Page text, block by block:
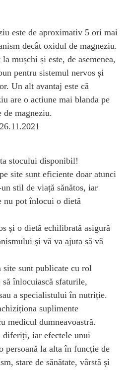
este de aproximativ 5 ori mai
decât oxidul de magneziu.
mușchi și este, de asemenea,
pentru sistemul nervos și
Un alt avantaj este că
are o actiune mai blanda pe
de magneziu.
stocului disponibil!
site sunt eficiente doar atunci
stil de viață sănătos, iar
nu pot înlocui o dietă
și o dietă echilibrată asigură
și vă va ajuta să vă
sunt publicate cu rol
înlocuiască sfaturile,
a specialistului în nutriție.
suplimente
medicul dumneavoastră.
diferiți, iar efectele unui
persoană la alta în funcție de
stare de sănătate, vârstă și